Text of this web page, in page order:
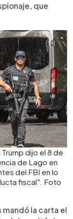
que
dijo el 8 de
de Lago en
del FBI en lo
fiscal". Foto
mandó la carta el